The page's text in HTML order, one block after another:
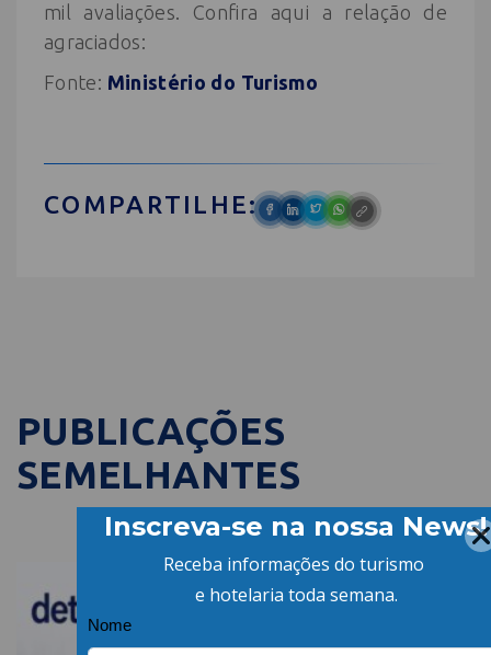
mil avaliações. Confira aqui a relação de
agraciados:
Fonte: Ministério do Turismo
COMPARTILHE:
PUBLICAÇÕES
SEMELHANTES